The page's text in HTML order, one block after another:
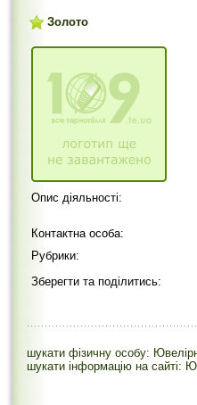
Золото
Опис діяльності:
Контактна особа:
Рубрики:
Зберегти та поділитись:
шукати фізичну особу:
шукати інформацію на сайті: